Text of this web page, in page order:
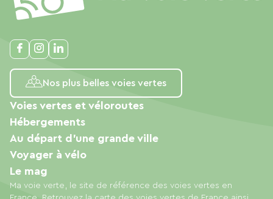
Nos plus belles voies vertes
Ma voie verte, le site de référence des voies vertes en
Voies vertes et véloroutes
Hébergements
Au départ d'une grande ville
Voyager à vélo
Le mag